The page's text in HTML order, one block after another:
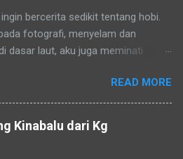
bercerita sedikit tentang hobi.
fotografi, menyelam dan
dasar laut, aku juga meminati
perjalanan yang sangat jimat dan
aku untuk menikmati keindahan
dengan lensa kamera.
kawan sebenarnya sudah
READ MORE
Kinabalu dari Kg